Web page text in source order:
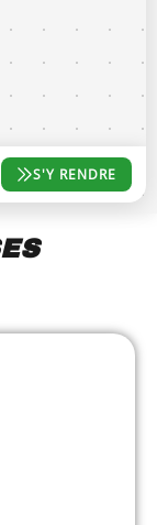
S'Y RENDRE